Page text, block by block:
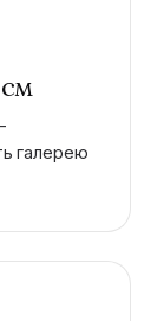
галерею